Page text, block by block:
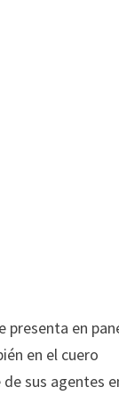
presenta en
en el cuero
sus agentes